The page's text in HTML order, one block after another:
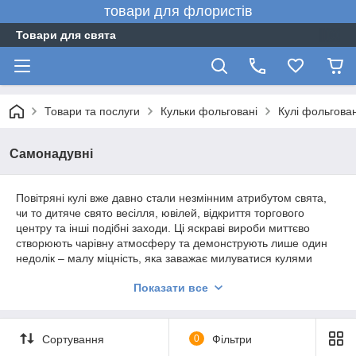
товари для флористів
Товари для свята
Товари та послуги Кульки фольговані Кулі
Cамонадувні
Повітряні кулі вже давно стали незмінним атрибутом свята,
чи то дитяче свято весілля, ювілей, відкриття торгового
центру та інші подібні заходи. Ці яскраві вироби миттєво
створюють чарівну атмосферу та демонструють лише один
недолік – малу міцність, яка заважає милуватися кулями
цю проблему, оскільки їхня оболонка, виготовлена ​​з тонкого
опір поверхневим ушкодженням, а й перешкоджає швидкому
витоку повітря.
Показати все
Сортування 0 Фільтри